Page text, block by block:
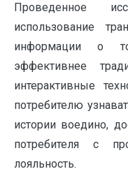
Проведенное
использование
информации о
эффективнее
интерактивные
потребителю
истории воедино,
потребителя с
лояльность.